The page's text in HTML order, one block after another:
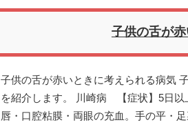
子供の舌が
子供の舌が赤いときに考えられる病気
を紹介します。 川崎病 【症状】5日以
唇・口腔粘膜・両眼の充血。手の平・